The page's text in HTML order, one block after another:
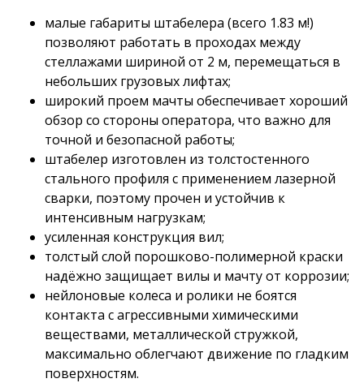
малые габариты штабелера (всего 1.83 м!)
позволяют работать в проходах между
стеллажами шириной от 2 м, перемещаться в
небольших грузовых лифтах;
широкий проем мачты обеспечивает хороший
обзор со стороны оператора, что важно для
точной и безопасной работы;
штабелер изготовлен из толстостенного
стального профиля с применением лазерной
сварки, поэтому прочен и устойчив к
интенсивным нагрузкам;
усиленная конструкция вил;
толстый слой порошково-полимерной краски
надёжно защищает вилы и мачту от коррозии;
нейлоновые колеса и ролики не боятся
контакта с агрессивными химическими
веществами, металлической стружкой,
максимально облегчают движение по гладким
поверхностям.